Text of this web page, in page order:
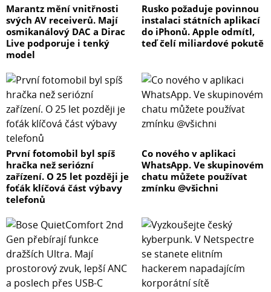
Marantz mění vnitřnosti
svých AV receiverů. Mají
osmikanálový DAC a Dirac
Live podporuje i tenký
model
Rusko požaduje povinnou
instalaci státních aplikací
do iPhonů. Apple odmítl,
teď čelí miliardové pokutě
První fotomobil byl spíš
hračka než seriózní
zařízení. O 25 let později je
foťák klíčová část výbavy
telefonů
Co nového v aplikaci
WhatsApp. Ve skupinovém
chatu můžete používat
zmínku @všichni